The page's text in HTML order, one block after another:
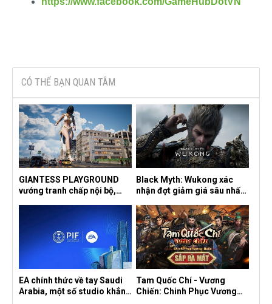
CÓ THỂ BẠN QUAN TÂM
GIANTESS PLAYGROUND
vướng tranh chấp nội bộ,
ngầm chiếm đoạt doanh thu
Black Myth: Wukong xác
nhận đợt giảm giá sâu nhất
trên mọi nền tảng
EA chính thức về tay Saudi
Arabia, một số studio khẳng
Tam Quốc Chí - Vương
Chiến: Chinh Phục Vương